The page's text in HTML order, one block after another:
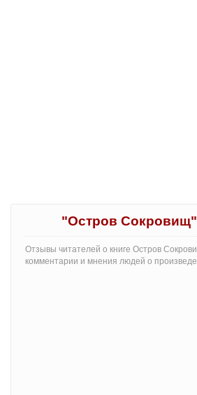
"Остров
Отзывы читателей о книге Остров
комментарии и мнения людей о